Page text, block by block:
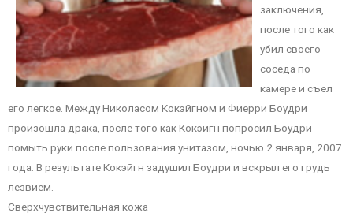
заключения,
после того как
убил своего
соседа по
камере и съел
его легкое. Между Николасом Кокэйгном и Фиерри Боудри
произошла драка, после того как Кокэйгн попросил Боудри
помыть руки после пользования унитазом, ночью 2 января, 2007
года. В результате Кокэйгн задушил Боудри и вскрыл его грудь
лезвием.
Сверхчувствительная кожа